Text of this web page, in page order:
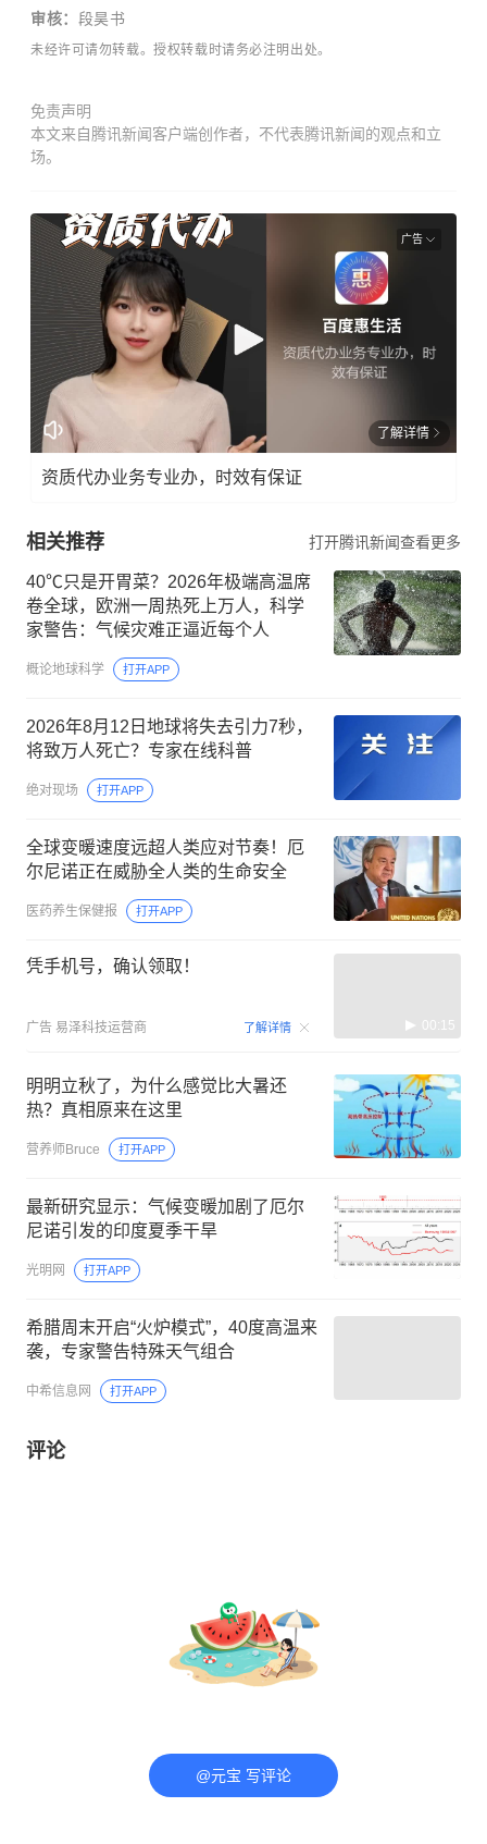
审核： 段昊书
未经许可请勿转载。授权转载时请务必注明出处。
免责声明
本文来自腾讯新闻客户端创作者，不代表腾讯新闻的观点和立
场。
广告
了解详情
资质代办业务专业办，时效有保证
相关推荐 打开腾讯新闻查看更多
40℃只是开胃菜？2026年极端高温席
卷全球，欧洲一周热死上万人，科学
家警告：气候灾难正逼近每个人
概论地球科学 打开APP
2026年8月12日地球将失去引力7秒，
将致万人死亡？专家在线科普
绝对现场 打开APP
全球变暖速度远超人类应对节奏！厄
尔尼诺正在威胁全人类的生命安全
医药养生保健报 打开APP
凭手机号，确认领取！
广告 易泽科技运营商 了解详情 00:15
明明立秋了，为什么感觉比大暑还
热？真相原来在这里
营养师Bruce 打开APP
最新研究显示：气候变暖加剧了厄尔
尼诺引发的印度夏季干旱
光明网 打开APP
希腊周末开启“火炉模式”，40度高温来
袭，专家警告特殊天气组合
中希信息网 打开APP
评论
@元宝 写评论